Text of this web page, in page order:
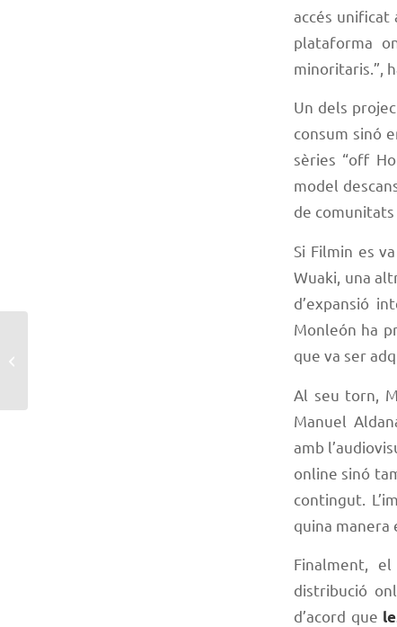
accés unificat
plataforma
minoritaris.”,
Un dels
consum sinó
sèries “off
model
de
Si Filmin es
Wuaki, una
d’expansió
Monleón ha
que va ser
Al seu torn,
Manuel
amb
online sinó
contingut.
quina manera
Finalment,
distribució
d’acord que